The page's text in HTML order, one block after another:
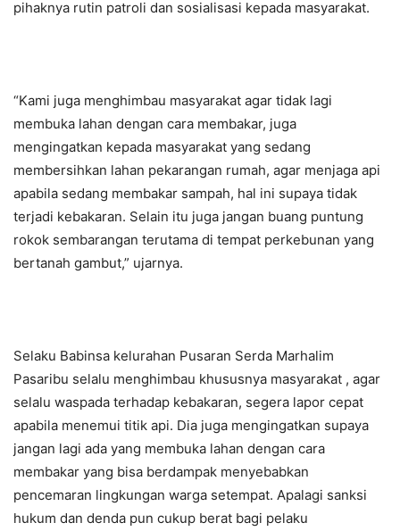
pihaknya rutin patroli dan sosialisasi kepada masyarakat.
“Kami juga menghimbau masyarakat agar tidak lagi
membuka lahan dengan cara membakar, juga
mengingatkan kepada masyarakat yang sedang
membersihkan lahan pekarangan rumah, agar menjaga api
apabila sedang membakar sampah, hal ini supaya tidak
terjadi kebakaran. Selain itu juga jangan buang puntung
rokok sembarangan terutama di tempat perkebunan yang
bertanah gambut,” ujarnya.
Selaku Babinsa kelurahan Pusaran Serda Marhalim
Pasaribu selalu menghimbau khususnya masyarakat , agar
selalu waspada terhadap kebakaran, segera lapor cepat
apabila menemui titik api. Dia juga mengingatkan supaya
jangan lagi ada yang membuka lahan dengan cara
membakar yang bisa berdampak menyebabkan
pencemaran lingkungan warga setempat. Apalagi sanksi
hukum dan denda pun cukup berat bagi pelaku